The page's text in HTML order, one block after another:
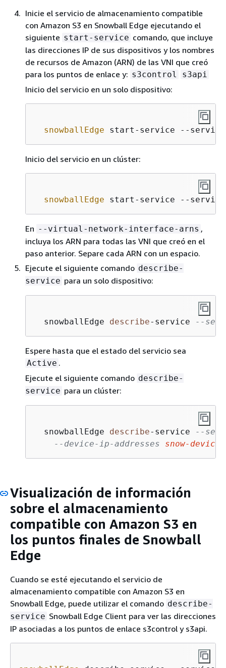
Inicie el servicio de almacenamiento compatible
con Amazon S3 en Snowball Edge ejecutando el
siguiente start-service comando, que incluye
las direcciones IP de sus dispositivos y los nombres
de recursos de Amazon (ARN) de las VNI que creó
para los puntos de enlace y: s3control s3api
Inicio del servicio en un solo dispositivo:
snowballEdge start-service --
Inicio del servicio en un clúster:
snowballEdge start-service --
En --virtual-network-interface-arns ,
incluya los ARN para todas las VNI que creó en el
paso anterior. Separe cada ARN con un espacio.
Ejecute el siguiente comando describe-
service para un solo dispositivo:
  snowballEdge
describe- service --
Espere hasta que el estado del servicio sea
Active .
Ejecute el siguiente comando describe-
service para un clúster:
  snowballEdge
describe- service
--
--device-ip-addresses snow-
Visualización de información
sobre el almacenamiento
compatible con Amazon S3 en
los puntos finales de Snowball
Edge
Cuando se esté ejecutando el servicio de
almacenamiento compatible con Amazon S3 en
Snowball Edge, puede utilizar el comando describe-
service Snowball Edge Client para ver las direcciones
IP asociadas a los puntos de enlace s3control y s3api.